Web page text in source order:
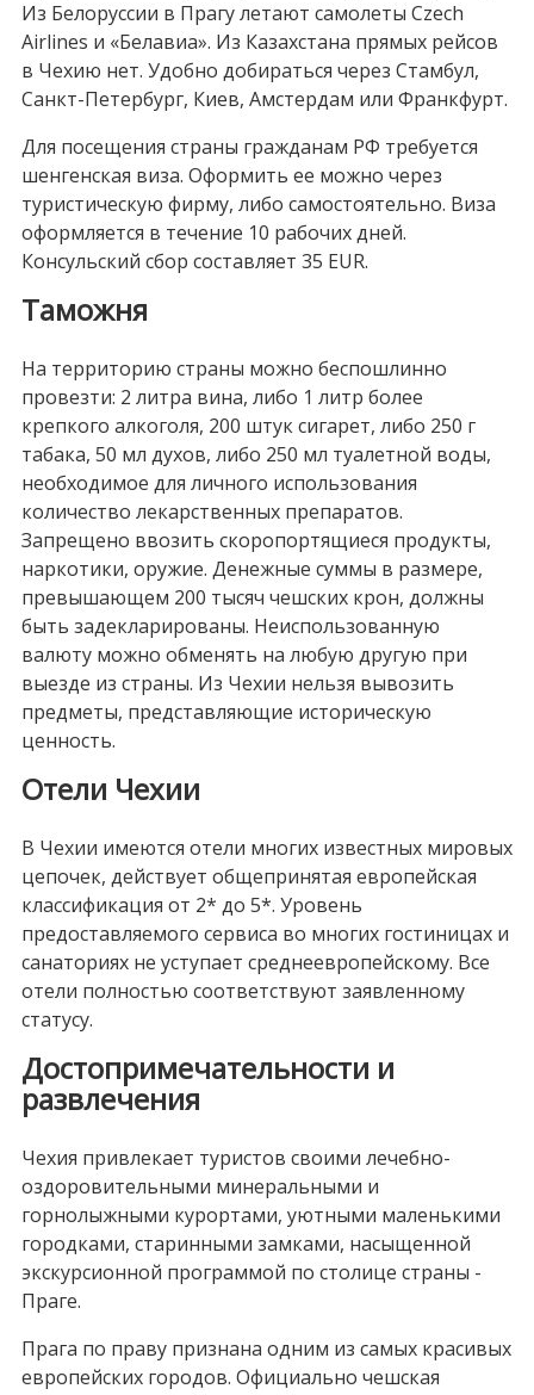
Из Белоруссии в Прагу летают самолеты Czech
Airlines и «Белавиа». Из Казахстана прямых рейсов
в Чехию нет. Удобно добираться через Стамбул,
Санкт-Петербург, Киев, Амстердам или Франкфурт.
Для посещения страны гражданам РФ требуется
шенгенская виза. Оформить ее можно через
туристическую фирму, либо самостоятельно. Виза
оформляется в течение 10 рабочих дней.
Консульский сбор составляет 35 EUR.
Таможня
На территорию страны можно беспошлинно
провезти: 2 литра вина, либо 1 литр более
крепкого алкоголя, 200 штук сигарет, либо 250 г
табака, 50 мл духов, либо 250 мл туалетной воды,
необходимое для личного использования
количество лекарственных препаратов.
Запрещено ввозить скоропортящиеся продукты,
наркотики, оружие. Денежные суммы в размере,
превышающем 200 тысяч чешских крон, должны
быть задекларированы. Неиспользованную
валюту можно обменять на любую другую при
выезде из страны. Из Чехии нельзя вывозить
предметы, представляющие историческую
ценность.
Отели Чехии
В Чехии имеются отели многих известных мировых
цепочек, действует общепринятая европейская
классификация от 2* до 5*. Уровень
предоставляемого сервиса во многих гостиницах и
санаториях не уступает среднеевропейскому. Все
отели полностью соответствуют заявленному
статусу.
Достопримечательности и
развлечения
Чехия привлекает туристов своими лечебно-
оздоровительными минеральными и
горнолыжными курортами, уютными маленькими
городками, старинными замками, насыщенной
экскурсионной программой по столице страны -
Праге.
Прага по праву признана одним из самых красивых
европейских городов. Официально чешская